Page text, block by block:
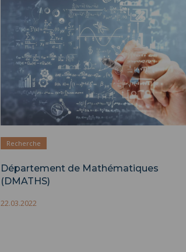
Recherche
Département de Mathématiques
(DMATHS)
22.03.2022